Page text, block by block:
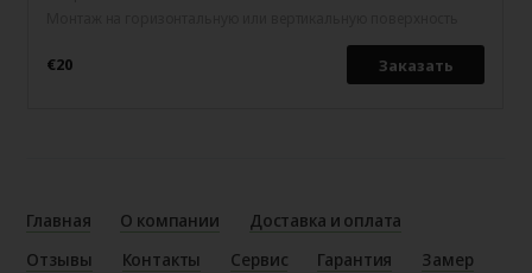
€20 Заказать
Главная О компании
Доставка и оплата
Отзывы
Контакты Сервис Гарантия
Замер